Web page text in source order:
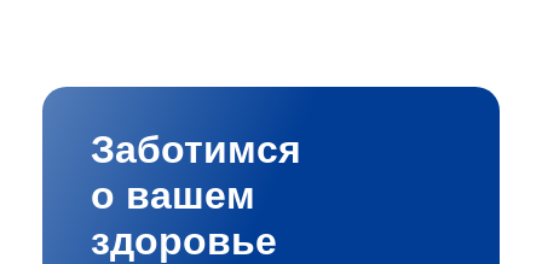
Заботимся
о вашем
здоровье